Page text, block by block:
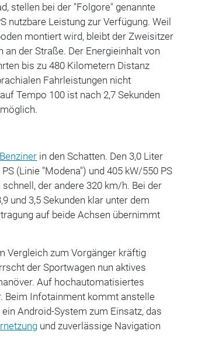
stellen bei der "Folgore" genannte
nutzbare Leistung zur Verfügung. Weil
montiert wird, bleibt der Zweisitzer
der Straße. Der Energieinhalt von
bis zu 480 Kilometern Distanz
Fahrleistungen nicht
Tempo 100 ist nach 2,7 Sekunden
Benziner in den Schatten. Den 3,0 Liter
(Linie "Modena") und 405 kW/550 PS
der andere 320 km/h. Bei der
und 3,5 Sekunden klar unter dem
auf beide Achsen übernimmt
Vergleich zum Vorgänger kräftig
der Sportwagen nun aktives
Auf hochautomatisiertes
Beim Infotainment kommt anstelle
Android-System zum Einsatz, das
und zuverlässige Navigation